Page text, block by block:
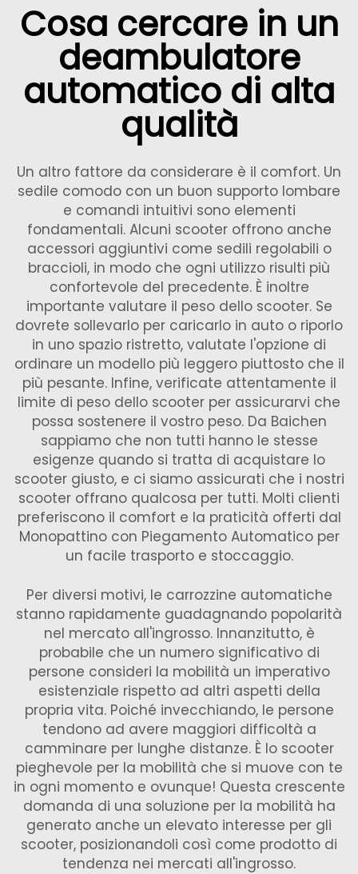
Cosa cercare in un
deambulatore
automatico di alta
qualità
Un altro fattore da considerare è il comfort. Un
sedile comodo con un buon supporto lombare
e comandi intuitivi sono elementi
fondamentali. Alcuni scooter offrono anche
accessori aggiuntivi come sedili regolabili o
braccioli, in modo che ogni utilizzo risulti più
confortevole del precedente. È inoltre
importante valutare il peso dello scooter. Se
dovrete sollevarlo per caricarlo in auto o riporlo
in uno spazio ristretto, valutate l'opzione di
ordinare un modello più leggero piuttosto che il
più pesante. Infine, verificate attentamente il
limite di peso dello scooter per assicurarvi che
possa sostenere il vostro peso. Da Baichen
sappiamo che non tutti hanno le stesse
esigenze quando si tratta di acquistare lo
scooter giusto, e ci siamo assicurati che i nostri
scooter offrano qualcosa per tutti. Molti clienti
preferiscono il comfort e la praticità offerti dal
Monopattino con Piegamento Automatico per
un facile trasporto e stoccaggio.
Per diversi motivi, le carrozzine automatiche
stanno rapidamente guadagnando popolarità
nel mercato all'ingrosso. Innanzitutto, è
probabile che un numero significativo di
persone consideri la mobilità un imperativo
esistenziale rispetto ad altri aspetti della
propria vita. Poiché invecchiando, le persone
tendono ad avere maggiori difficoltà a
camminare per lunghe distanze. È lo scooter
pieghevole per la mobilità che si muove con te
in ogni momento e ovunque! Questa crescente
domanda di una soluzione per la mobilità ha
generato anche un elevato interesse per gli
scooter, posizionandoli così come prodotto di
tendenza nei mercati all'ingrosso.